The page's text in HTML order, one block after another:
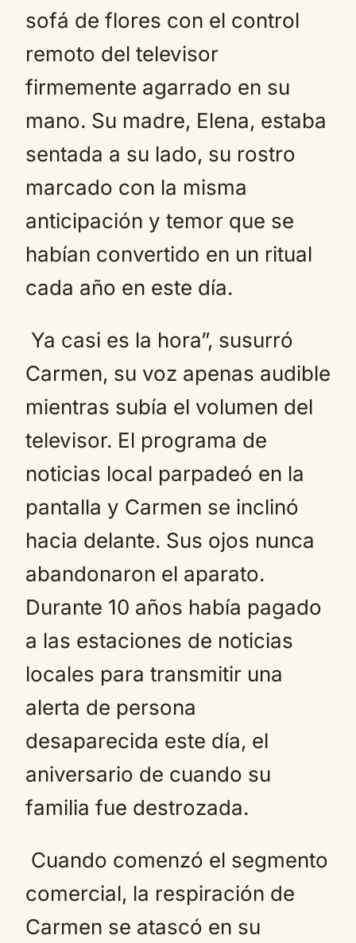
sofá de flores con el control
remoto del televisor
firmemente agarrado en su
mano. Su madre, Elena, estaba
sentada a su lado, su rostro
marcado con la misma
anticipación y temor que se
habían convertido en un ritual
cada año en este día.
Ya casi es la hora”, susurró
Carmen, su voz apenas audible
mientras subía el volumen del
televisor. El programa de
noticias local parpadeó en la
pantalla y Carmen se inclinó
hacia delante. Sus ojos nunca
abandonaron el aparato.
Durante 10 años había pagado
a las estaciones de noticias
locales para transmitir una
alerta de persona
desaparecida este día, el
aniversario de cuando su
familia fue destrozada.
Cuando comenzó el segmento
comercial, la respiración de
Carmen se atascó en su